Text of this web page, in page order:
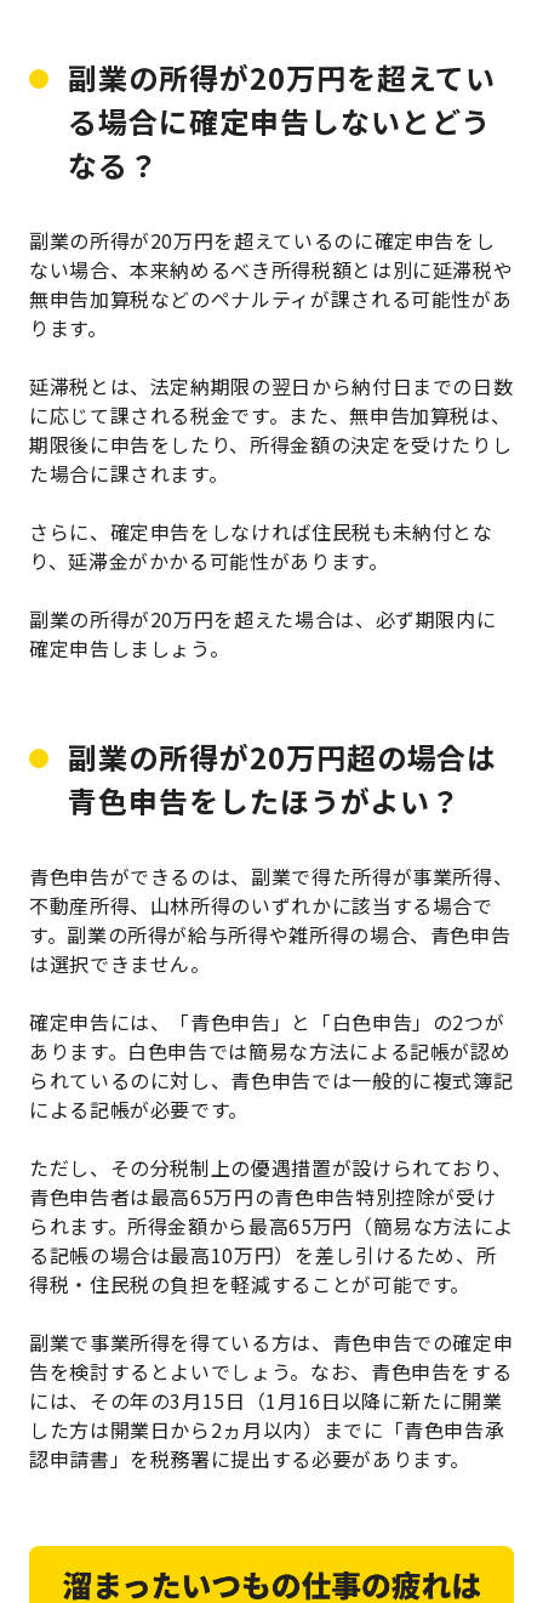
副業の所得が20万円を超えてい
る場合に確定申告しないとどう
なる？
副業の所得が20万円を超えているのに確定申告をし
ない場合、本来納めるべき所得税額とは別に延滞税や
無申告加算税などのペナルティが課される可能性があ
ります。
延滞税とは、法定納期限の翌日から納付日までの日数
に応じて課される税金です。また、無申告加算税は、
期限後に申告をしたり、所得金額の決定を受けたりし
た場合に課されます。
さらに、確定申告をしなければ住民税も未納付とな
り、延滞金がかかる可能性があります。
副業の所得が20万円を超えた場合は、必ず期限内に
確定申告しましょう。
副業の所得が20万円超の場合は
青色申告をしたほうがよい？
青色申告ができるのは、副業で得た所得が事業所得、
不動産所得、山林所得のいずれかに該当する場合で
す。副業の所得が給与所得や雑所得の場合、青色申告
は選択できません。
確定申告には、「青色申告」と「白色申告」の2つが
あります。白色申告では簡易な方法による記帳が認め
られているのに対し、青色申告では一般的に複式簿記
による記帳が必要です。
ただし、その分税制上の優遇措置が設けられており、
青色申告者は最高65万円の青色申告特別控除が受け
られます。所得金額から最高65万円（簡易な方法によ
る記帳の場合は最高10万円）を差し引けるため、所
得税・住民税の負担を軽減することが可能です。
副業で事業所得を得ている方は、青色申告での確定申
告を検討するとよいでしょう。なお、青色申告をする
には、その年の3月15日（1月16日以降に新たに開業
した方は開業日から2ヵ月以内）までに「青色申告承
認申請書」を税務署に提出する必要があります。